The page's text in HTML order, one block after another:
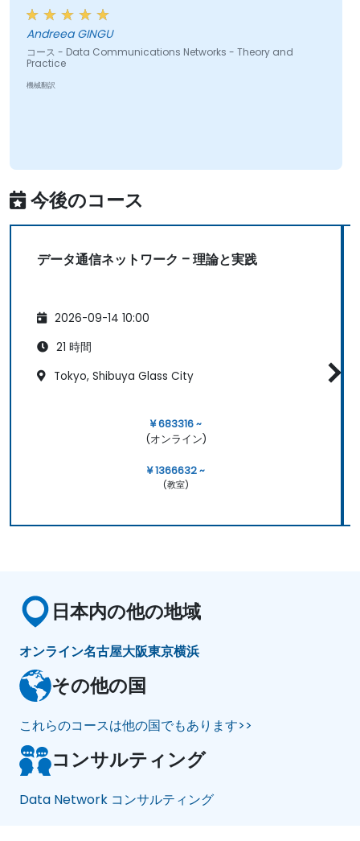
Andreea GINGU
コース - Data Communications Networks - Theory and
Practice
機械翻訳
今後のコース
データ通信ネットワーク – 理論と実践
2026-09-14 10:00
21 時間
Tokyo, Shibuya Glass City
¥ 683316 ~
(オンライン)
¥ 1366632 ~
(教室)
日本内の他の地域
オンライン名古屋大阪東京横浜
その他の国
これらのコースは他の国でもあります>>
コンサルティング
Data Network コンサルティング